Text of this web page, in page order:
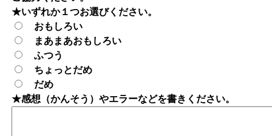
★いずれか１つお選びください。
おもしろい
まあまあおもしろい
ふつう
ちょっとだめ
だめ
★感想（かんそう）やエラーなどを書きください。